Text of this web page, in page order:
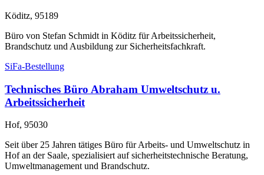
Köditz, 95189
Büro von Stefan Schmidt in Köditz für Arbeitssicherheit,
Brandschutz und Ausbildung zur Sicherheitsfachkraft.
SiFa-Bestellung
Technisches Büro Abraham Umweltschutz u.
Arbeitssicherheit
Hof, 95030
Seit über 25 Jahren tätiges Büro für Arbeits- und Umweltschutz in
Hof an der Saale, spezialisiert auf sicherheitstechnische Beratung,
Umweltmanagement und Brandschutz.